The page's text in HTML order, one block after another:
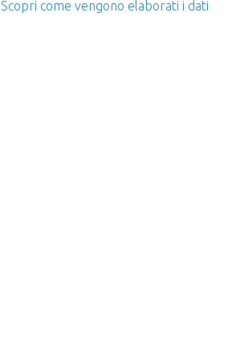
Scopri come vengono elaborati i dati